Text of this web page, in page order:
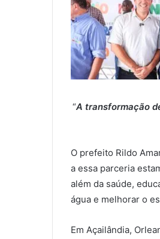
“A transformação
O prefeito Rildo
a essa parceria
além da saúde,
água e melhorar o
Em Açailândia,